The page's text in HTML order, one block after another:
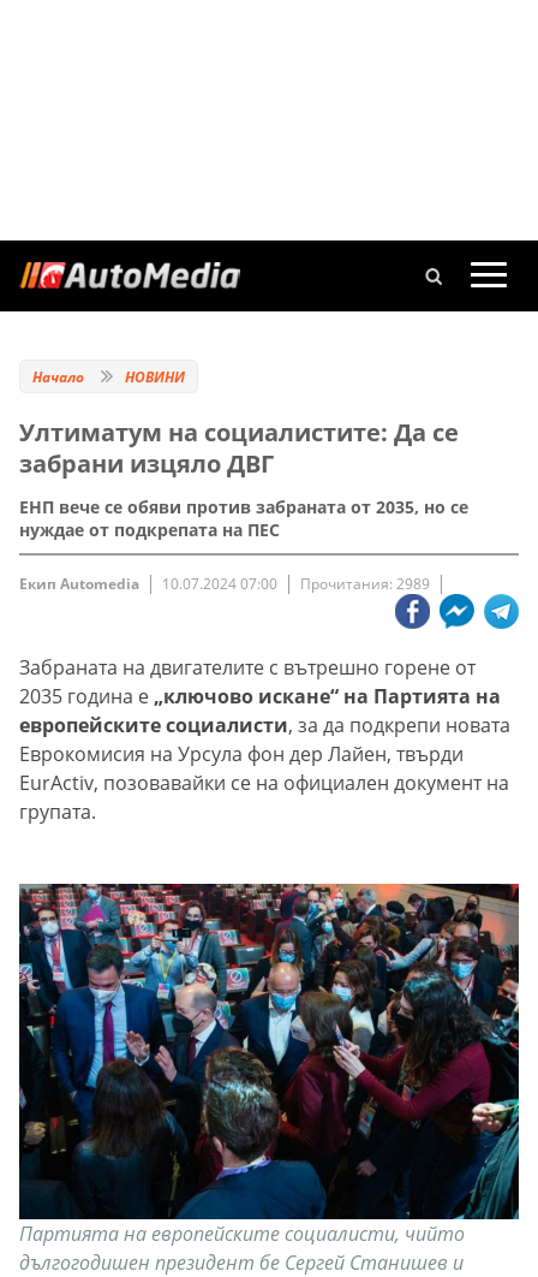
Начало НОВИНИ
Ултиматум на социалистите: Да се
забрани изцяло ДВГ
ЕНП вече се обяви против забраната от 2035, но се
нуждае от подкрепата на ПЕС
Екип Automedia 10.07.2024 07:00 Прочитания: 2989
Забраната на двигателитe с вътрешно горене от
2035 година е „ключово искане“ на Партията на
европейските социалисти, за да подкрепи новата
Еврокомисия на Урсула фон дер Лайен, твърди
EurActiv, позовавайки се на официален документ на
групата.
Партията на европейските социалисти, чийто
дългогодишен президент бе Сергей Станишев и